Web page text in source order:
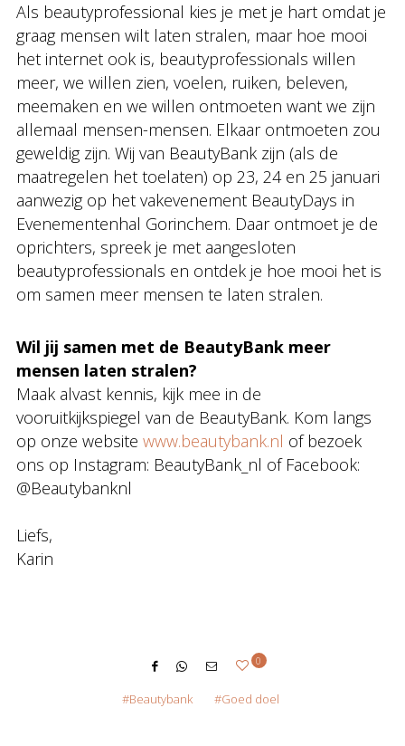
Als beautyprofessional kies je met je hart omdat je
graag mensen wilt laten stralen, maar hoe mooi
het internet ook is, beautyprofessionals willen
meer, we willen zien, voelen, ruiken, beleven,
meemaken en we willen ontmoeten want we zijn
allemaal mensen-mensen. Elkaar ontmoeten zou
geweldig zijn. Wij van BeautyBank zijn (als de
maatregelen het toelaten) op 23, 24 en 25 januari
aanwezig op het vakevenement BeautyDays in
Evenementenhal Gorinchem. Daar ontmoet je de
oprichters, spreek je met aangesloten
beautyprofessionals en ontdek je hoe mooi het is
om samen meer mensen te laten stralen.
Wil jij samen met de BeautyBank meer
mensen laten stralen?
Maak alvast kennis, kijk mee in de
vooruitkijkspiegel van de BeautyBank. Kom langs
op onze website www.beautybank.nl of bezoek
ons op Instagram: BeautyBank_nl of Facebook:
@Beautybanknl
Liefs,
Karin
0
Beautybank Goed doel